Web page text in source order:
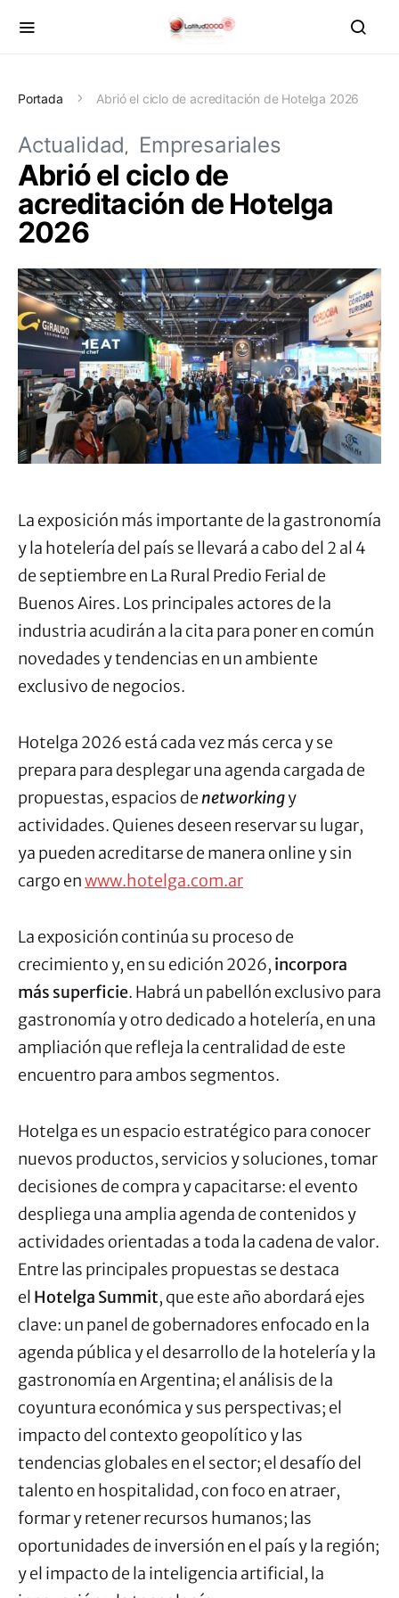
Portada Abrió el ciclo de acreditación de Hotelga 2026
Actualidad Empresariales
Abrió el ciclo de
acreditación de Hotelga
2026
La exposición más importante de la gastronomía
y la hotelería del país se llevará a cabo del 2 al 4
de septiembre en La Rural Predio Ferial de
Buenos Aires. Los principales actores de la
industria acudirán a la cita para poner en común
novedades y tendencias en un ambiente
exclusivo de negocios.
Hotelga 2026 está cada vez más cerca y se
prepara para desplegar una agenda cargada de
propuestas, espacios de networkingy
actividades. Quienes deseen reservar su lugar,
ya pueden acreditarse de manera online y sin
cargo enwww.hotelga.com.ar
La exposición continúa su proceso de
crecimiento y, en su edición 2026, incorpora
más superficie. Habrá un pabellón exclusivo para
gastronomía y otro dedicado a hotelería, en una
ampliación que refleja la centralidad de este
encuentro para ambos segmentos.
Hotelga es un espacio estratégico para conocer
nuevos productos, servicios y soluciones, tomar
decisiones de compra y capacitarse: el evento
despliega una amplia agenda de contenidos y
actividades orientadas a toda la cadena de valor.
Entre las principales propuestas se destaca
el Hotelga Summit, que este año abordará ejes
clave: un panel de gobernadores enfocado en la
agenda pública y el desarrollo de la hotelería y la
gastronomía en Argentina; el análisis de la
coyuntura económica y sus perspectivas; el
impacto del contexto geopolítico y las
tendencias globales en el sector; el desafío del
talento en hospitalidad, con foco en atraer,
formar y retener recursos humanos; las
oportunidades de inversión en el país y la región;
y el impacto de la inteligencia artificial, la